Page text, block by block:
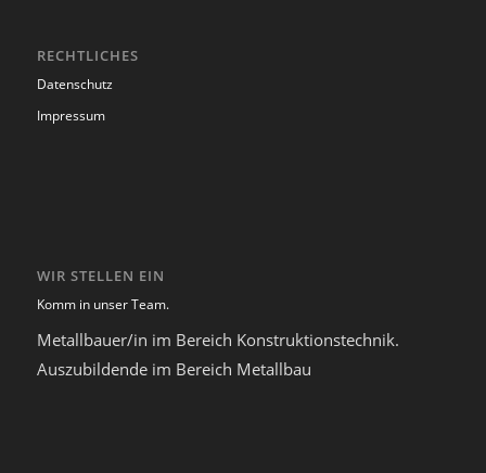
RECHTLICHES
Datenschutz
Impressum
WIR STELLEN EIN
Komm in unser Team.
Metallbauer/in im Bereich Konstruktionstechnik.
Auszubildende im Bereich Metallbau